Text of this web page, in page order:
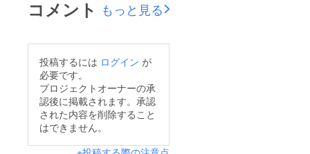
先生がフラットに学び
頂きました。・佼成学
園中学校 →教職大学
院のＯＢの方の授業実
践を見学させて頂きま
した。・東京学芸大学
付属大泉小学校 →探
究科という社会と理科
そこで大学院に進学す
育の見方・考え方を普
及するために、東京学
芸大学の図書館と連携
し、ワークショップを
コメント もっと見る
投稿するには ログイン が
必要です。
プロジェクトオーナーの承
認後に掲載されます。承認
された内容を削除すること
はできません。